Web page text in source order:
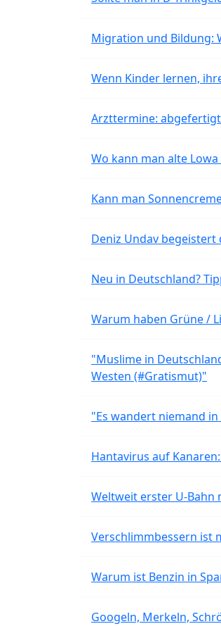
Migration und Bildung:
Wenn Kinder lernen,
Arzttermine:
Wo kann man alte Lowa
Kann man
Deniz Undav
Neu in Deutschland?
Warum haben Grüne /
"Muslime in
Westen (#Gratismut)"
"Es wandert niemand in
Hantavirus auf
Weltweit erster U-Bahn
Verschlimmbessern ist
Warum ist Benzin in
Googeln, Merkeln,